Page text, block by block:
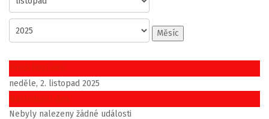
Měsíc
Předchozí den
neděle, 2. listopad 2025
Následující den
Nebyly nalezeny žádné události